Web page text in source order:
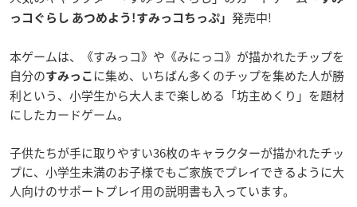
っコぐらし あつめよう!すみっコちっぷ」 発売中!
本ゲームは、《すみっコ》や《みにっコ》が描かれたチップを
自分のすみっこ に集め、いちばん多くのチップを集めた人が勝
利という、小学生から大人まで楽しめる「坊主めくり」を題材
にしたカードゲーム。
子供たちが手に取りやすい36枚のキャラクターが描かれたチッ
プに、小学生未満のお子様でもご家族でプレイできるように大
人向けのサポートプレイ用の説明書も入っています。